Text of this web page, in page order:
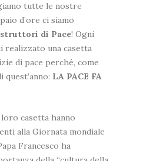
tutte le nostre
d’ore ci siamo
di Pace! Ogni
realizzato una casetta
di pace perché, come
LA PACE FA
casetta hanno
alla Giornata mondiale
Francesco ha